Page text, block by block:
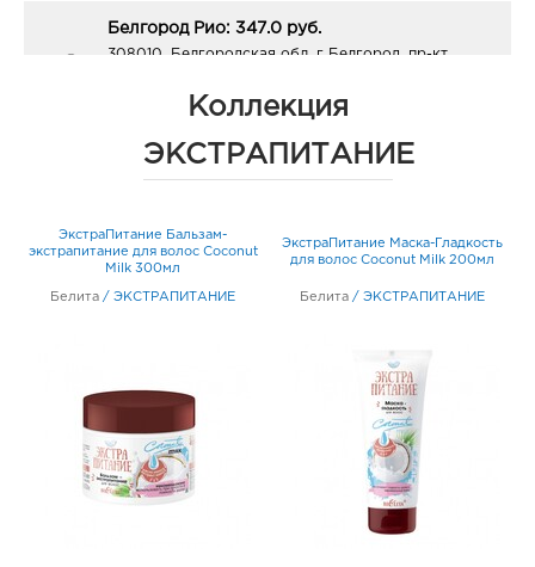
Белгород Рио: 347.0 руб.
308010, Белгородская обл, г Белгород, пр-кт
График работы:10:00 - 21:00
График работы:
10:00 - 22:00
График работы:
Курск Европа-20: 347.0 руб.
305040, Курская область, г Курск, пр-кт Дружбы,
Коллекция
ЭКСТРАПИТАНИЕ
ЭкстраПитание Бальзам-
экстрапитание для волос Coconut
Milk 300мл
Белита / ЭКСТРАПИТАНИЕ
ЭкстраПитание Маска-Гладкость
для волос Coconut Milk 200мл
Белита / ЭКСТРАПИТАНИЕ